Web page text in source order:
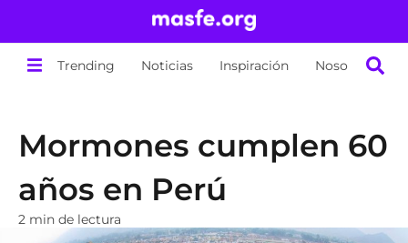
Trending Noticias Inspiración Nosotros
Mormones cumplen 60
años en Perú
2 min de lectura